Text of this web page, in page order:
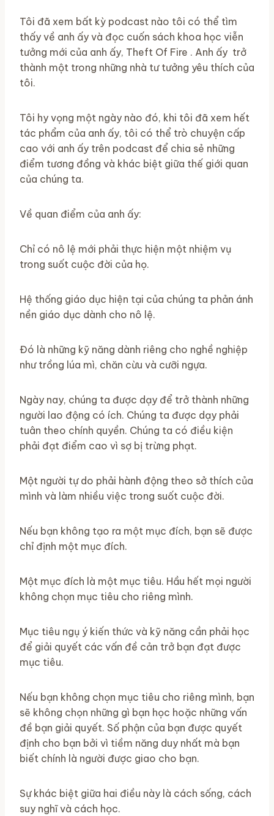
Tôi đã xem bất kỳ podcast nào tôi có thể tìm
thấy về anh ấy và đọc cuốn sách khoa học viễn
tưởng mới của anh ấy, Theft Of Fire . Anh ấy trở
thành một trong những nhà tư tưởng yêu thích của
tôi.
Tôi hy vọng một ngày nào đó, khi tôi đã xem hết
tác phẩm của anh ấy, tôi có thể trò chuyện cấp
cao với anh ấy trên podcast để chia sẻ những
điểm tương đồng và khác biệt giữa thế giới quan
của chúng ta.
Về quan điểm của anh ấy:
Chỉ có nô lệ mới phải thực hiện một nhiệm vụ
trong suốt cuộc đời của họ.
Hệ thống giáo dục hiện tại của chúng ta phản ánh
nền giáo dục dành cho nô lệ.
Đó là những kỹ năng dành riêng cho nghề nghiệp
như trồng lúa mì, chăn cừu và cưỡi ngựa.
Ngày nay, chúng ta được dạy để trở thành những
người lao động có ích. Chúng ta được dạy phải
tuân theo chính quyền. Chúng ta có điều kiện
phải đạt điểm cao vì sợ bị trừng phạt.
Một người tự do phải hành động theo sở thích của
mình và làm nhiều việc trong suốt cuộc đời.
Nếu bạn không tạo ra một mục đích, bạn sẽ được
chỉ định một mục đích.
Một mục đích là một mục tiêu. Hầu hết mọi người
không chọn mục tiêu cho riêng mình.
Mục tiêu ngụ ý kiến ​​thức và kỹ năng cần phải học
để giải quyết các vấn đề cản trở bạn đạt được
mục tiêu.
Nếu bạn không chọn mục tiêu cho riêng mình, bạn
sẽ không chọn những gì bạn học hoặc những vấn
đề bạn giải quyết. Số phận của bạn được quyết
định cho bạn bởi vì tiềm năng duy nhất mà bạn
biết chính là người được giao cho bạn.
Sự khác biệt giữa hai điều này là cách sống, cách
suy nghĩ và cách học.